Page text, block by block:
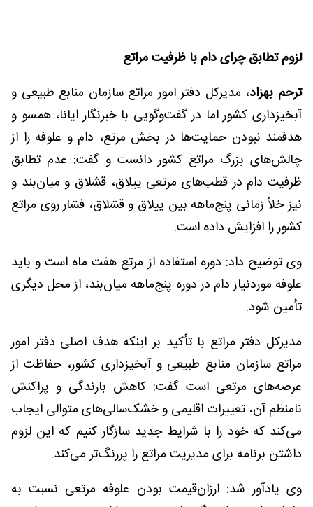
لزوم تطابق چرای دام با ظرفیت مراتع
ترحم بهزاد، مدیرکل دفتر امور مراتع سازمان منابع طبیعی و
آبخیزداری کشور اما در گفت‌وگویی با خبرنگار ایانا، همسو و
هدفمند نبودن حمایت‌ها در بخش مرتع، دام و علوفه را از
چالش‌های بزرگ مراتع کشور دانست و گفت: عدم تطابق
ظرفیت دام در قطب‌های مرتعی ییلاق، قشلاق و میان‌بند و
نیز خلأ زمانی پنج‌ماهه بین ییلاق و قشلاق، فشار روی مراتع
کشور را افزایش داده است.
وی توضیح داد: دوره استفاده از مرتع هفت ماه است و باید
علوفه موردنیاز دام در دوره پنج‌ماهه میان‌بند، از محل دیگری
تأمین شود.
مدیرکل دفتر مراتع با تأکید بر اینکه هدف اصلی دفتر امور
مراتع سازمان منابع طبیعی و آبخیزداری کشور، حفاظت از
عرصه‌های مرتعی است گفت: کاهش بارندگی و پراکنش
نامنظم آن، تغییرات اقلیمی و خشک‌سالی‌های متوالی ایجاب
می‌کند که خود را با شرایط جدید سازگار کنیم که این لزوم
داشتن برنامه برای مدیریت مراتع را پررنگ‌تر می‌کند.
وی یادآور شد: ارزان‌قیمت بودن علوفه مرتعی نسبت به